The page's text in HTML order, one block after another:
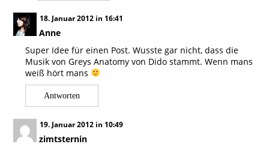
Anne
18. Januar 2012 in 16:41
Super Idee für einen Post. Wusste gar nicht, dass die
Musik von Greys Anatomy von Dido stammt. Wenn mans
weiß hört mans
Antworten
zimtsternin
19. Januar 2012 in 10:49